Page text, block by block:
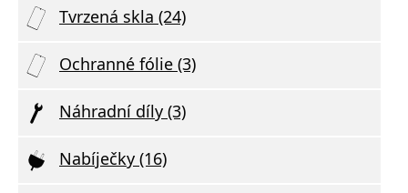
Tvrzená skla (24)
Ochranné fólie (3)
Náhradní díly (3)
Nabíječky (16)